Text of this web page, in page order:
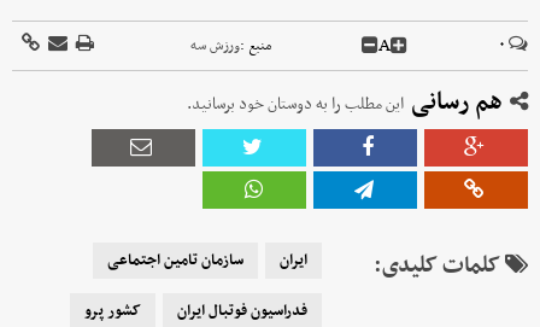
۰ A منبع :ورزش سه
هم رسانی این مطلب را به دوستان خود برسانید.
کلمات کلیدی: ایران
سازمان تامین اجتماعی
فدراسیون فوتبال ایران
کشور پرو